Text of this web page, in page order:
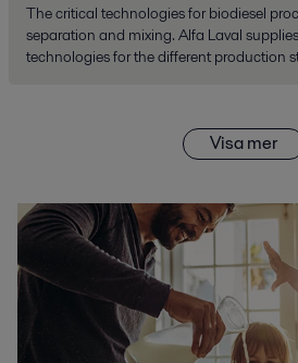
The critical technologies for biodiesel
separation and mixing. Alfa Laval
technologies for the different production
Visa mer